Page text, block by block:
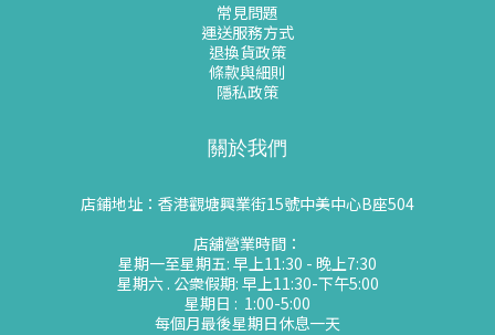
常見問題
運送服務方式
退換貨政策
條款與細則
隱私政策
關於我們
店鋪地址：香港觀塘興業街15號中美中心B座504
店舖營業時間：
星期一至星期五: 早上11:30 - 晚上7:30
星期六 . 公衆假期: 早上11:30-下午5:00
星期日 : 1:00-5:00
每個月最後星期日休息一天